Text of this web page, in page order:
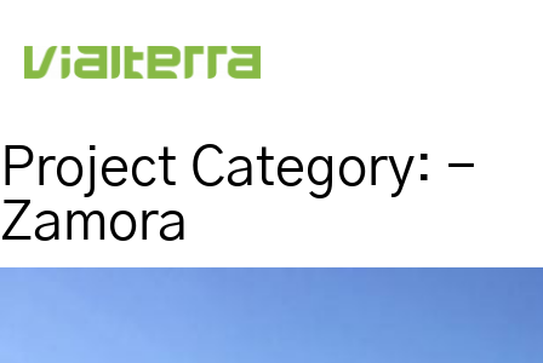
Project Category: -
Zamora